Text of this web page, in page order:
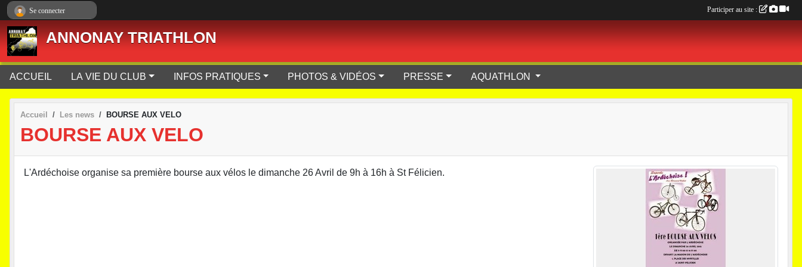
ANNONAY TRIATHLON
ACCUEIL LA VIE DU CLUB INFOS PRATIQUES PHOTOS & VIDÉOS PRESSE AQUATHLON
Accueil Les news BOURSE AUX VELO
BOURSE AUX VELO
L'Ardéchoise organise sa première bourse aux vélos le dimanche 26 Avril de 9h à 16h à St Félicien.
Se connecter Participer au site :
Panneau de gestion des cookies